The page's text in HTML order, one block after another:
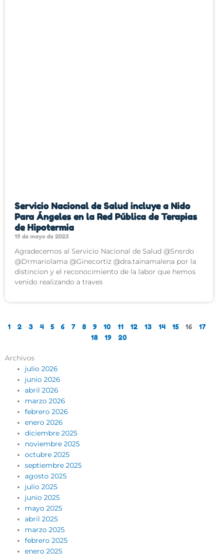
Servicio Nacional de Salud incluye a Nido
Para Ángeles en la Red Pública de Terapias
de Hipotermia
19 de mayo de 2023
Agradecemos al Servicio Nacional de Salud @Snsrdo
@Drmariolama @Ginecortiz @dra.tainamalena por la
distincion y el reconocimiento de la labor que hemos
venido realizando a traves
1 2 3 4 5 6 7 8 9 10 11 12 13 14 15 16
17
18
19 20
Archivos
julio 2026
junio 2026
abril 2026
marzo 2026
febrero 2026
enero 2026
diciembre 2025
noviembre 2025
octubre 2025
septiembre 2025
agosto 2025
julio 2025
junio 2025
mayo 2025
abril 2025
marzo 2025
febrero 2025
enero 2025